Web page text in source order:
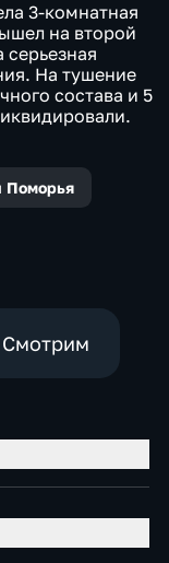
3-комнатная
на второй
На тушение
состава и 5
Поморья
Смотрим